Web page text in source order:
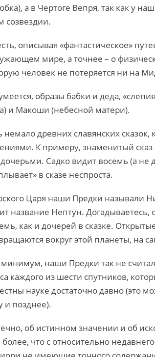
а в Чертоге Вепря, так как у
созвездии.
описывая «фантастическое»
мире, а точнее – о
человек не потеряется ни на
образы бабки и деда,
и Макоши (небесной матери).
немало древних славянских
К примеру, знаменитый
дочерьми. Садко видит восемь (а не
в сказе неспроста.
Царя наши Предки называли
название Нептун. Догадываетесь,
как и дочерей в сказке.
вокруг этой планеты, на
минимум, наши Предки так не
каждого из шести спутников,
науке достаточно давно (это
и позднее).
об истинном значении и об
что с относительно